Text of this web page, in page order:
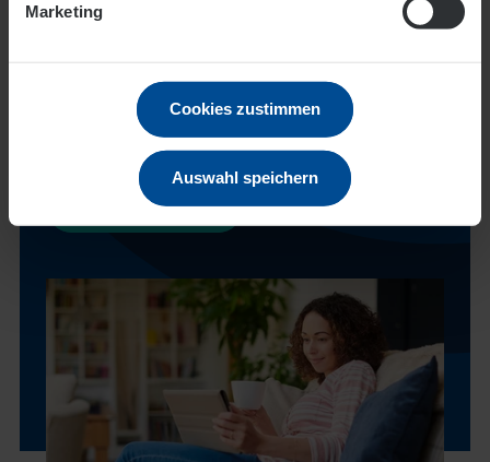
Marketing
Cookies zustimmen
Auswahl speichern
Abonnieren Sie einfach unseren Newsletter und
verpassen kein Schnäppchen mehr.
Jetzt anmelden